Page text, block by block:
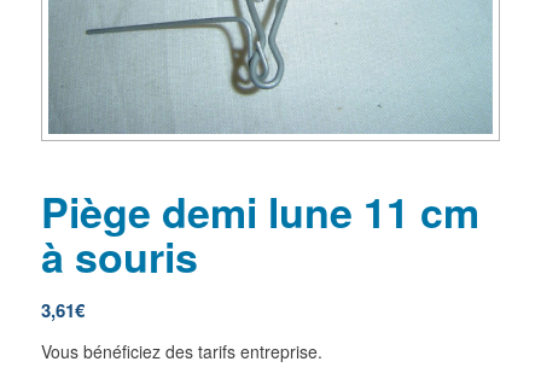
Piège demi lune 11 cm
à souris
3,61€
Vous bénéficiez des tarifs entreprise.